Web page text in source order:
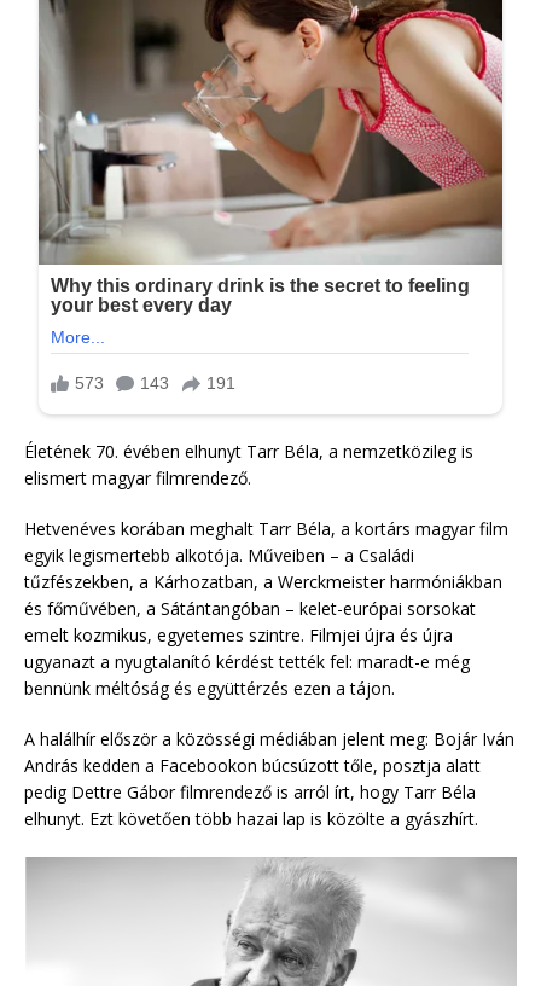
Életének 70. évében elhunyt Tarr Béla, a nemzetközileg is
elismert magyar filmrendező.
Hetvenéves korában meghalt Tarr Béla, a kortárs magyar film
egyik legismertebb alkotója. Műveiben – a Családi
tűzfészekben, a Kárhozatban, a Werckmeister harmóniákban
és főművében, a Sátántangóban – kelet-európai sorsokat
emelt kozmikus, egyetemes szintre. Filmjei újra és újra
ugyanazt a nyugtalanító kérdést tették fel: maradt-e még
bennünk méltóság és együttérzés ezen a tájon.
A halálhír először a közösségi médiában jelent meg: Bojár Iván
András kedden a Facebookon búcsúzott tőle, posztja alatt
pedig Dettre Gábor filmrendező is arról írt, hogy Tarr Béla
elhunyt. Ezt követően több hazai lap is közölte a gyászhírt.